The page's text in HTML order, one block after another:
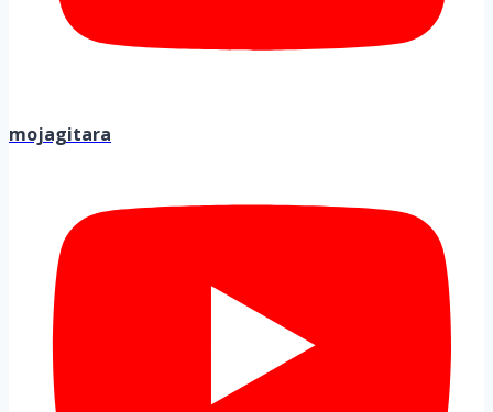
mojagitara